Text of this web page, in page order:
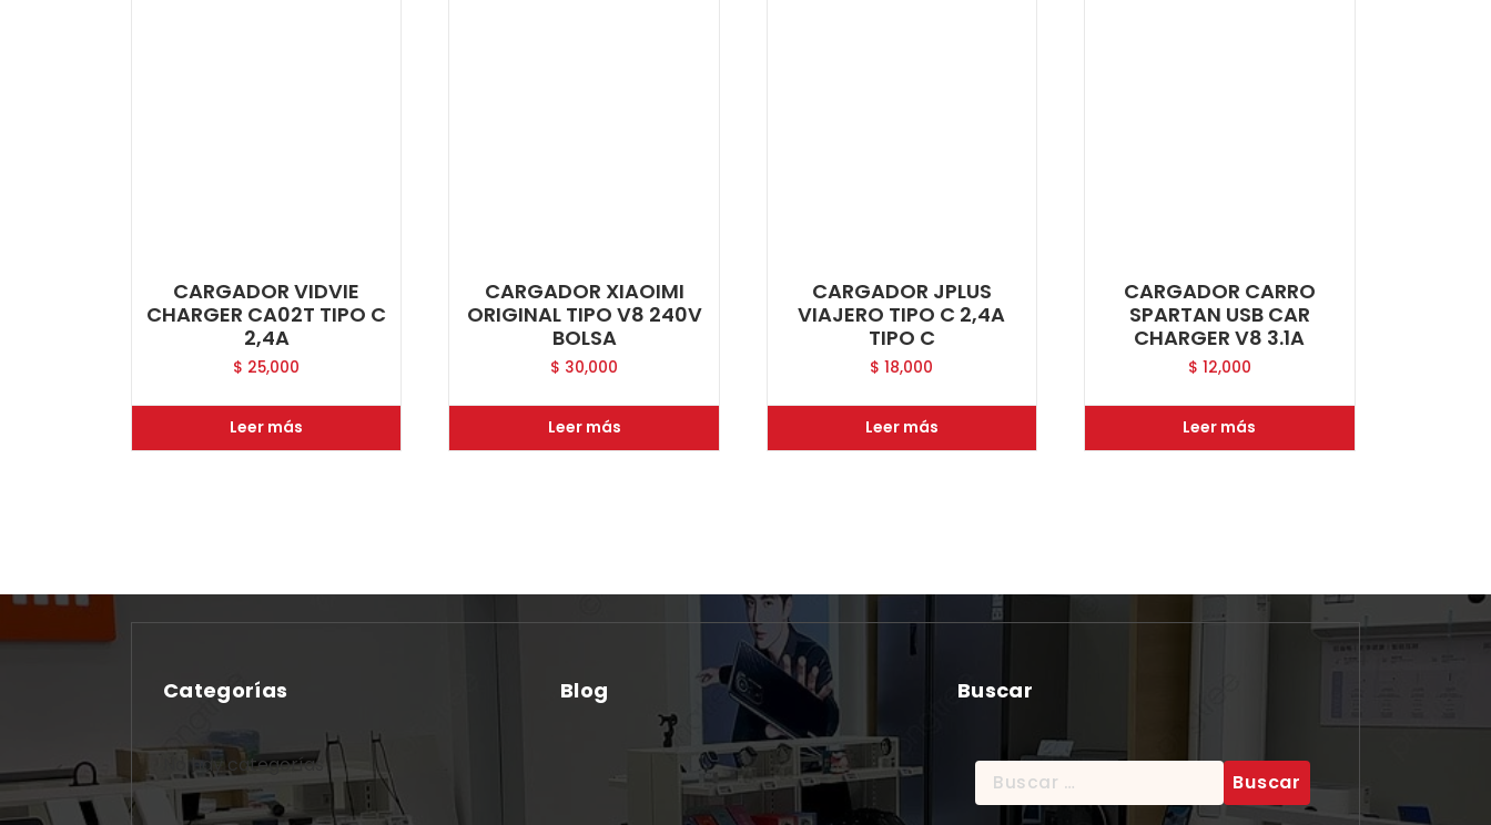
CARGADOR VIDVIE
CHARGER CA02T TIPO C
2,4A
$ 25,000
Leer más
CARGADOR XIAOIMI
ORIGINAL TIPO V8 240V
BOLSA
$ 30,000
Leer más
CARGADOR JPLUS
VIAJERO TIPO C 2,4A
TIPO C
$ 18,000
Leer más
CARGADOR CARRO
SPARTAN USB CAR
CHARGER V8 3.1A
$ 12,000
Leer más
Categorías
No hay categorías
Blog Buscar
Buscar: